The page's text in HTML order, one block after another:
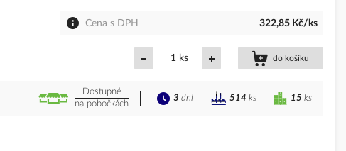
Cena s DPH 322,85 Kč/ks
ks do košíku
Dostupné
na pobočkách
15 ks
3 dní 514 ks